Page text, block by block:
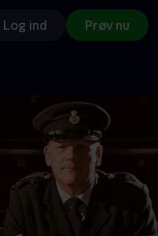
Log ind Prøv nu